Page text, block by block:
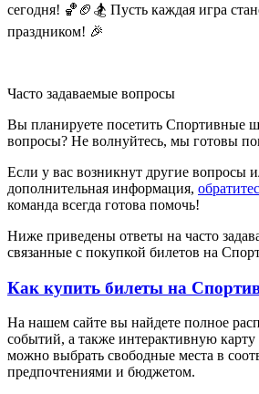
сегодня! 🏀🏈🏂 Пусть каждая игра
праздником! 🎉
Часто задаваемые вопросы
Вы планируете посетить Спортивные
вопросы? Не волнуйтесь, мы готовы
Если у вас возникнут другие вопросы
дополнительная информация,
команда всегда готова помочь!
Ниже приведены ответы на часто
связанные с покупкой билетов на
Как купить билеты на
На нашем сайте вы найдете полное
событий, а также интерактивную карту
можно выбрать свободные места в
предпочтениями и бюджетом.